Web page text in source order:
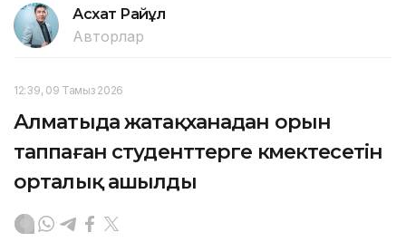
Асхат Райқұл
Авторлар
12:39, 09 Тамыз 2026
Алматыда жатақханадан орын
таппаған студенттерге көмектесетін
орталық ашылды